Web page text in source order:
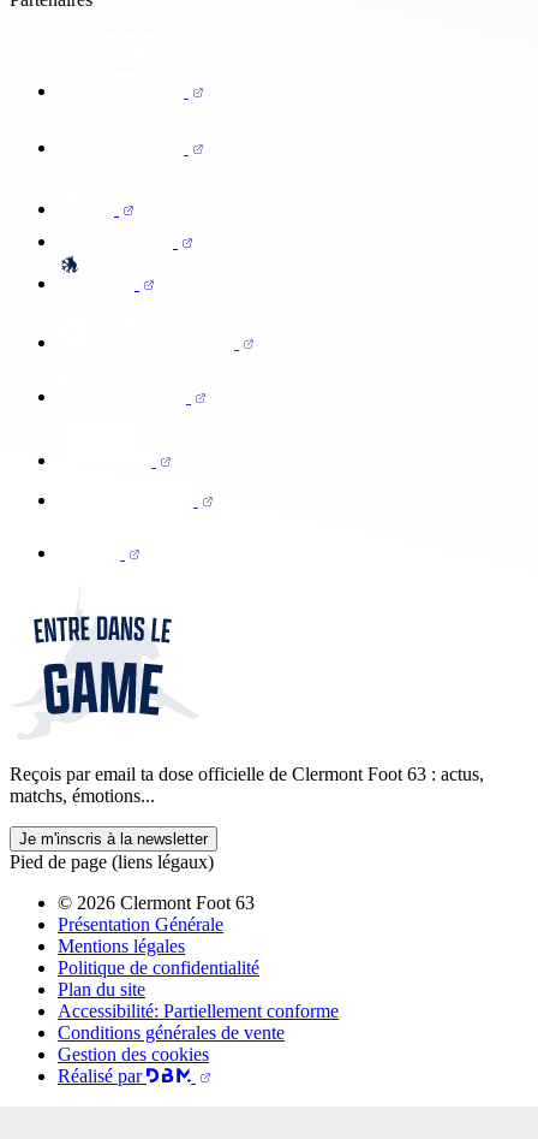
Reçois par email ta dose officielle de Clermont Foot 63 : actus,
matchs, émotions...
Je m'inscris à la newsletter
Pied de page (liens légaux)
© 2026 Clermont Foot 63
Présentation Générale
Mentions légales
Politique de confidentialité
Plan du site
Accessibilité: Partiellement conforme
Conditions générales de vente
Gestion des cookies
Réalisé par